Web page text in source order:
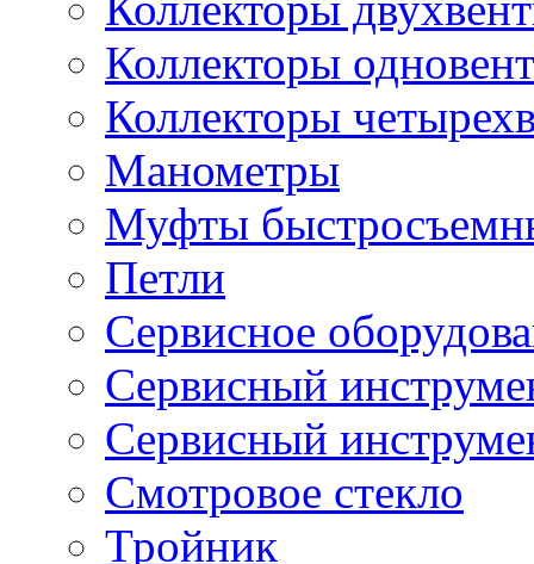
Коллекторы
Коллекторы
Манометры
Муфты
Петли
Сервисное
Сервисный
Сервисный
Смотровое стекло
Тройник